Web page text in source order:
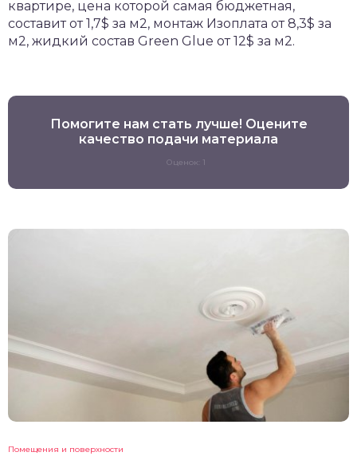
квартире, цена которой самая бюджетная,
составит от 1,7$ за м2, монтаж Изоплата от 8,3$ за
м2, жидкий состав Green Glue от 12$ за м2.
Помогите нам стать лучше! Оцените
качество подачи материала
Оценок: 1
Помещения и поверхности